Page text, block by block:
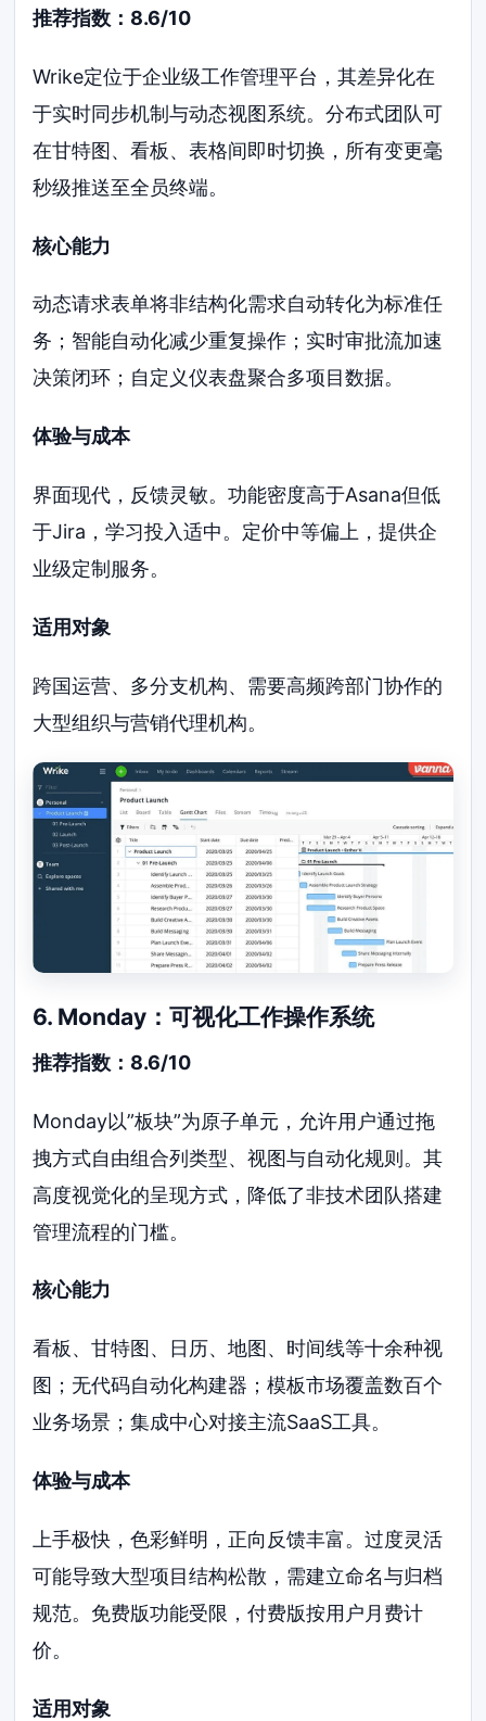
推荐指数：8.6/10
Wrike定位于企业级工作管理平台，其差异化在
于实时同步机制与动态视图系统。分布式团队可
在甘特图、看板、表格间即时切换，所有变更毫
秒级推送至全员终端。
核心能力
动态请求表单将非结构化需求自动转化为标准任
务；智能自动化减少重复操作；实时审批流加速
决策闭环；自定义仪表盘聚合多项目数据。
体验与成本
界面现代，反馈灵敏。功能密度高于Asana但低
于Jira，学习投入适中。定价中等偏上，提供企
业级定制服务。
适用对象
跨国运营、多分支机构、需要高频跨部门协作的
大型组织与营销代理机构。
6. Monday：可视化工作操作系统
推荐指数：8.6/10
Monday以”板块”为原子单元，允许用户通过拖
拽方式自由组合列类型、视图与自动化规则。其
高度视觉化的呈现方式，降低了非技术团队搭建
管理流程的门槛。
核心能力
看板、甘特图、日历、地图、时间线等十余种视
图；无代码自动化构建器；模板市场覆盖数百个
业务场景；集成中心对接主流SaaS工具。
体验与成本
上手极快，色彩鲜明，正向反馈丰富。过度灵活
可能导致大型项目结构松散，需建立命名与归档
规范。免费版功能受限，付费版按用户月费计
价。
适用对象